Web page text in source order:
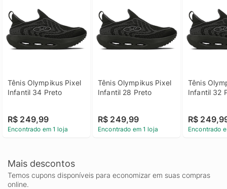
Tênis Olympikus Pixel
Infantil 34 Preto
R$ 249,99
Encontrado em 1 loja
Tênis Olympikus Pixel
Infantil 28 Preto
R$ 249,99
Encontrado em 1 loja
Tênis
Infantil 32
R$
Encontrado
Mais descontos
Temos cupons disponíveis para economizar em suas compras
online.